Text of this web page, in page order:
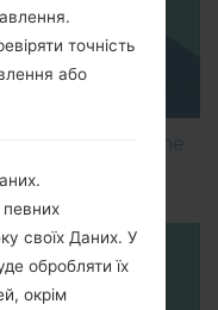
LG Smartphone
точність
або
своїх Даних. У
обробляти їх
окрім